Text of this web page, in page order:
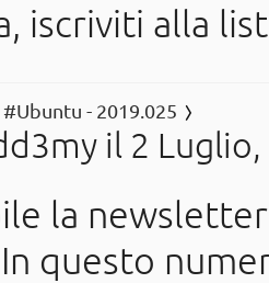
iscriviti alla
- 2019.025
il 2
la
questo